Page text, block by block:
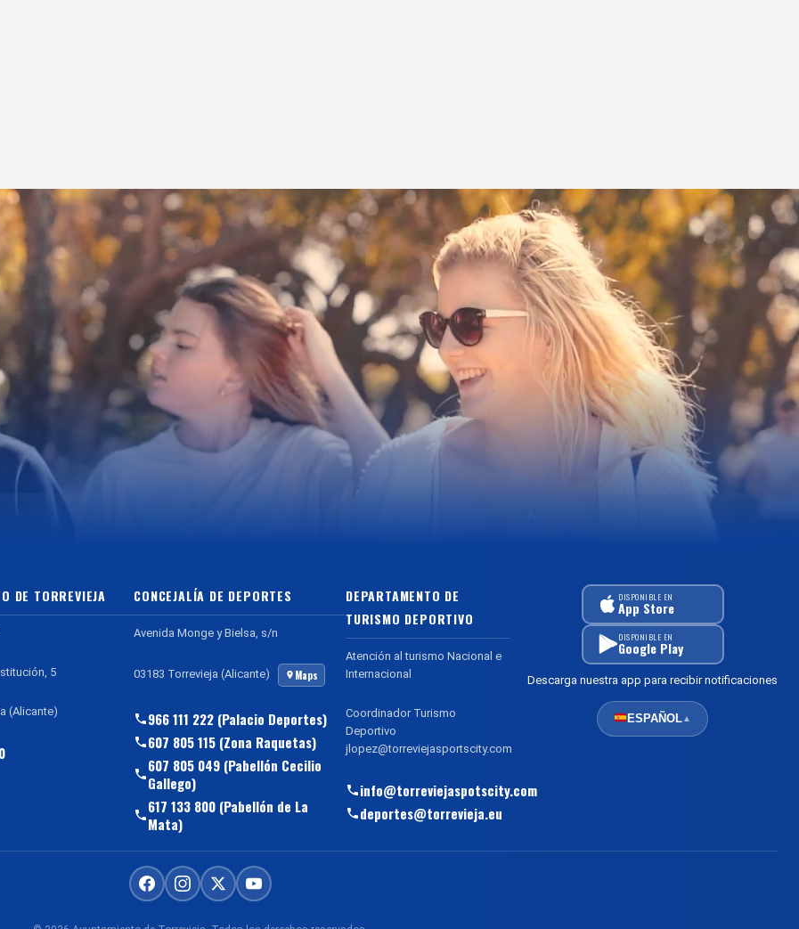
DE TORREVIEJA
5
(Alicante)
CONCEJALÍA DE DEPORTES
Avenida Monge y Bielsa, s/n
03183 Torrevieja (Alicante) Maps
966 111 222 (Palacio Deportes)
607 805 115 (Zona Raquetas)
607 805 049 (Pabellón Cecilio
Gallego)
617 133 800 (Pabellón de La
Mata)
DEPARTAMENTO DE
TURISMO DEPORTIVO
Atención al turismo Nacional e
Internacional
Coordinador Turismo
Deportivo
jlopez@torreviejasportscity.com
info@torreviejaspotscity.com
deportes@torrevieja.eu
DISPONIBLE EN
App Store
DISPONIBLE EN
Google Play
Descarga nuestra app para recibir notificaciones
ESPAÑOL▲